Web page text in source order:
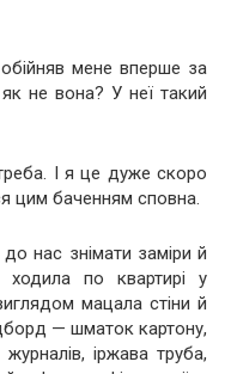
мене вперше за
не вона? У неї такий
І я це дуже скоро
цим баченням сповна.
нас знімати заміри й
ходила по квартирі у
мацала стіни й
— шматок картону,
іржава труба,